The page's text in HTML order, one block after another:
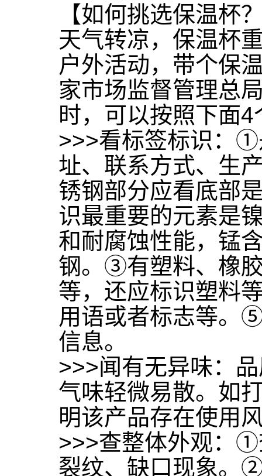
【如何挑选保温杯
天气转凉，保温杯
户外活动，带个保
家市场监督管理总
时，可以按照下面4
>>>看标签标识：①
址、联系方式、生
锈钢部分应看底部
识最重要的元素是
和耐腐蚀性能，锰
钢。③有塑料、橡
等，还应标识塑料
用语或者标志等。
信息。
>>>闻有无异味：
气味轻微易散。如
明该产品存在使用
>>>查整体外观：①
裂纹、缺口现象。